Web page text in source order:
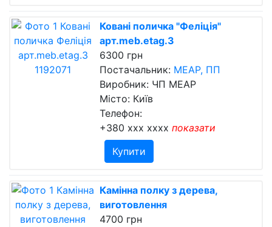
Ковані поличка "Феліція"
арт.meb.etag.3
6300 грн
Постачальник: МЕАР, ПП
Виробник: ЧП МЕАР
Місто: Київ
Телефон:
+380 xxx xxxx показати
Купити
Камінна полку з дерева,
виготовлення
4700 грн